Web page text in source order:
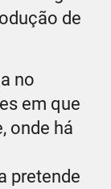
de
no
em que
onde há
pretende